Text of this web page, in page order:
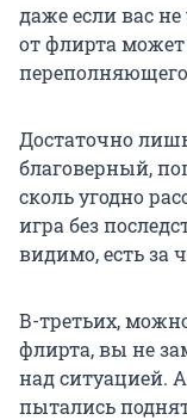
даже если вас
от флирта может
Достаточно
благоверный,
сколь угодно
игра без
видимо, есть за
В-третьих,
флирта, вы не
над ситуацией.
пытались